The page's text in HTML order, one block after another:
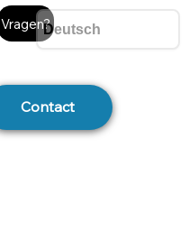
Contact
Vragen?